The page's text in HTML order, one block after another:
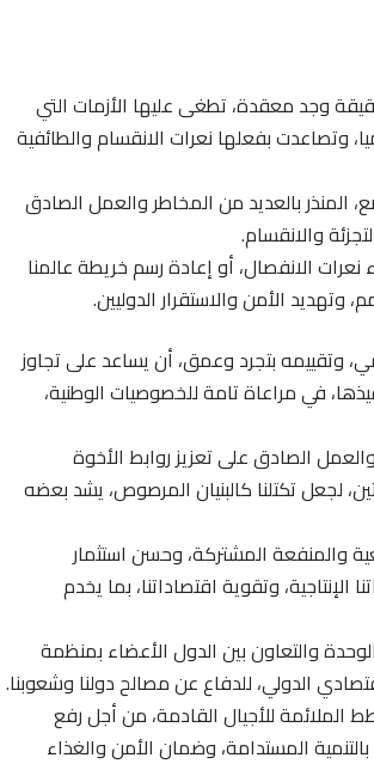
وجد معقدة، تطغى عليها الأزمات التي
وتصاعدت بفعلها نعرات الانقسام والطائفية
المنذر بالعديد من المخاطر والعمل الصادق
والانقسام.
الانفصال، أو إعادة رسم خريطة عالمنا
الأمن والاستقرار الدوليين.
وتقييمه بتجرد وعمق، أن يساعد على تجاوز
في مراعاة تامة للخصوصيات الوطنية،
والعمل الصادق على تعزيز روابط الأخوة
لجعل تكتلنا كالبنيان المرصوص، يشد بعضه
والمنفعة المشتركة، وحسن استثمار
وتقوية اقتصاداتنا، بما يخدم
والتعاون بين الدول الأعضاء بمنظمة
الدولي، للدفاع عن مصالح دولنا وشعوبنا.
الملائمة للأجيال القادمة، من أجل رفع
المستدامة، وضمان الأمن والغذاء